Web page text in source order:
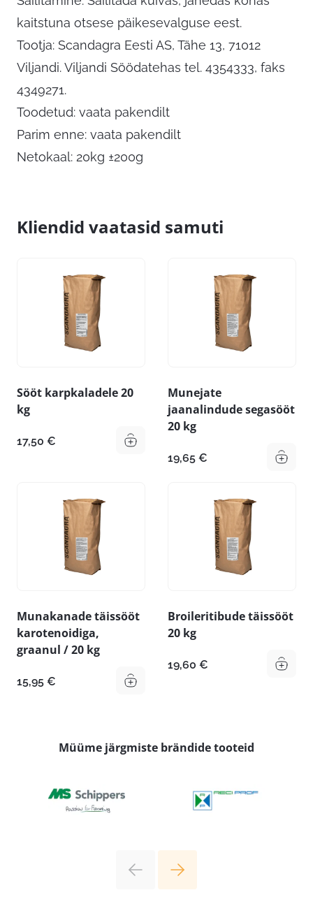
kaitstuna otsese päikesevalguse eest.
Tootja: Scandagra Eesti AS, Tähe 13, 71012
Viljandi. Viljandi Söödatehas tel. 4354333, faks
4349271.
Toodetud: vaata pakendilt
Parim enne: vaata pakendilt
Netokaal: 20kg ±200g
Kliendid vaatasid samuti
Sööt karpkaladele 20
kg
17,50 €
Munejate
jaanalindude segasööt
20 kg
19,65 €
Munakanade täissööt
karotenoidiga,
graanul / 20 kg
15,95 €
Broileritibude täissööt
20 kg
19,60 €
Müüme järgmiste brändide tooteid